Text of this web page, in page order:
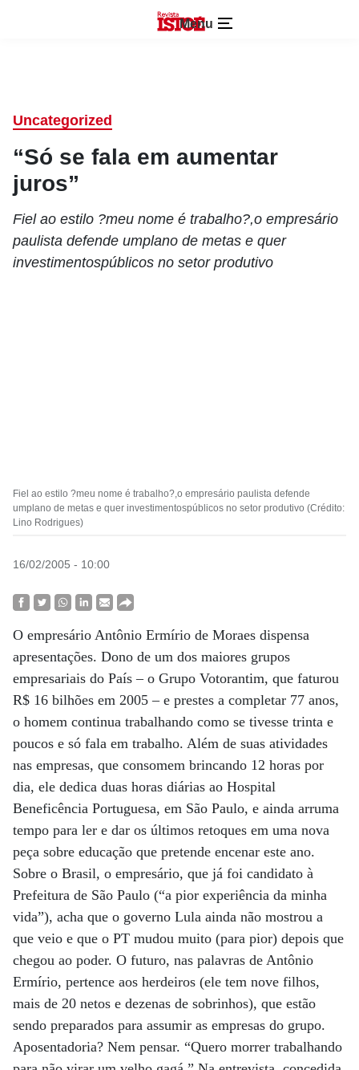
Menu
Uncategorized
“Só se fala em aumentar
juros”
Fiel ao estilo ?meu nome é trabalho?,o empresário
paulista defende umplano de metas e quer
investimentospúblicos no setor produtivo
Fiel ao estilo ?meu nome é trabalho?,o empresário paulista defende
umplano de metas e quer investimentospúblicos no setor produtivo (Crédito:
Lino Rodrigues)
16/02/2005 - 10:00
O empresário Antônio Ermírio de Moraes dispensa
apresentações. Dono de um dos maiores grupos
empresariais do País – o Grupo Votorantim, que faturou
R$ 16 bilhões em 2005 – e prestes a completar 77 anos,
o homem continua trabalhando como se tivesse trinta e
poucos e só fala em trabalho. Além de suas atividades
nas empresas, que consomem brincando 12 horas por
dia, ele dedica duas horas diárias ao Hospital
Beneficência Portuguesa, em São Paulo, e ainda arruma
tempo para ler e dar os últimos retoques em uma nova
peça sobre educação que pretende encenar este ano.
Sobre o Brasil, o empresário, que já foi candidato à
Prefeitura de São Paulo (“a pior experiência da minha
vida”), acha que o governo Lula ainda não mostrou a
que veio e que o PT mudou muito (para pior) depois que
chegou ao poder. O futuro, nas palavras de Antônio
Ermírio, pertence aos herdeiros (ele tem nove filhos,
mais de 20 netos e dezenas de sobrinhos), que estão
sendo preparados para assumir as empresas do grupo.
Aposentadoria? Nem pensar. “Quero morrer trabalhando